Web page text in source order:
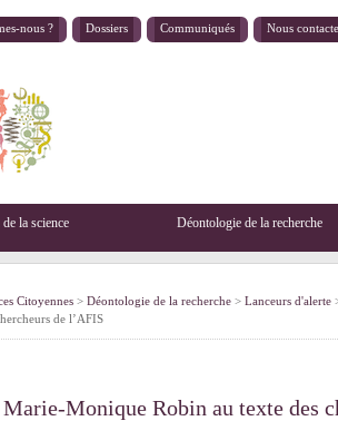
nous ? Dossiers Communiqués Nous
la science Déontologie de la recherche
Citoyennes > Déontologie de la recherche > Lanceurs d'alerte
de l’AFIS
Marie-Monique Robin au texte des